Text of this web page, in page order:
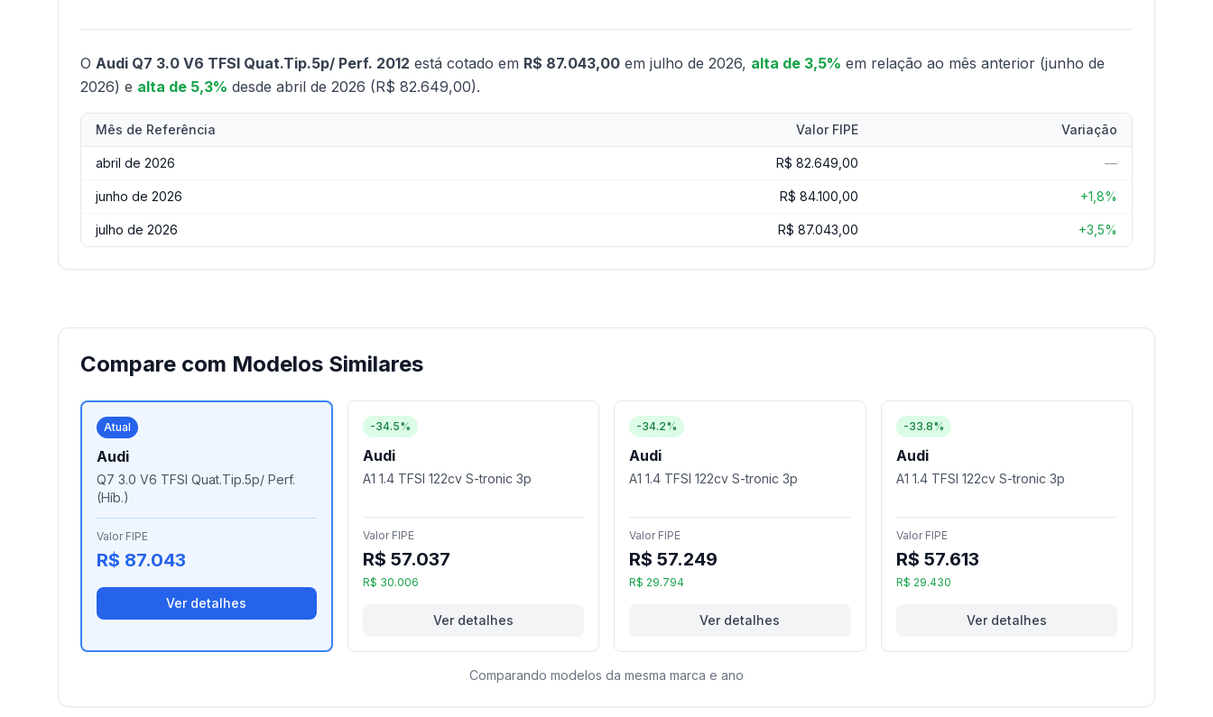
O Audi Q7 3.0 V6 TFSI Quat.Tip.5p/ Perf. 2012 está cotado em R$ 87.043,00 em julho de 2026, alta de 3,5% em relação ao mês anterior (junho de
2026) e alta de 5,3% desde abril de 2026 (R$ 82.649,00).
Mês de Referência Valor FIPE Variação
abril de 2026 R$ 82.649,00 —
junho de 2026 R$ 84.100,00 +1,8%
julho de 2026 R$ 87.043,00 +3,5%
Compare com Modelos Similares
Atual
Audi
Q7 3.0 V6 TFSI Quat.Tip.5p/ Perf.
(Híb.)
Valor FIPE
R$ 87.043
Ver detalhes
-34.5%
Audi
A1 1.4 TFSI 122cv S-tronic 3p
Valor FIPE
R$ 57.037
R$ 30.006
Ver detalhes
-34.2%
Audi
A1 1.4 TFSI 122cv S-tronic 3p
Valor FIPE
R$ 57.249
R$ 29.794
Ver detalhes
-33.8%
Audi
A1 1.4 TFSI 122cv S-tronic 3p
Valor FIPE
R$ 57.613
R$ 29.430
Ver detalhes
Comparando modelos da mesma marca e ano